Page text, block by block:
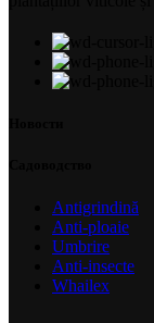
Antigrindină
Anti-ploaie
Umbrire
Anti-insecte
Whailex